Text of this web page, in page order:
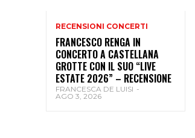
RECENSIONI CONCERTI
FRANCESCO RENGA IN
CONCERTO A CASTELLANA
GROTTE CON IL SUO “LIVE
ESTATE 2026” – RECENSIONE
FRANCESCA DE LUISI -
AGO 3, 2026